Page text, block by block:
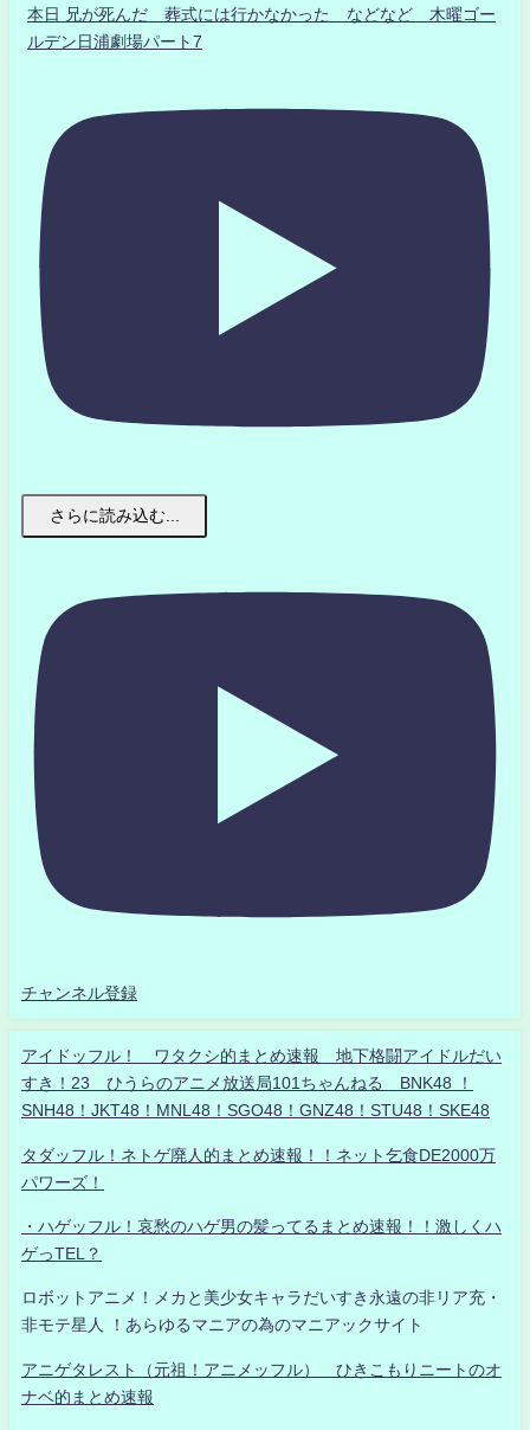
本日 兄が死んだ 葬式には行かなかった などなど 木曜ゴー
ルデン日浦劇場パート7
さらに読み込む...
チャンネル登録
アイドッフル！ ワタクシ的まとめ速報 地下格闘アイドルだい
すき！23 ひうらのアニメ放送局101ちゃんねる BNK48 ！
SNH48！JKT48！MNL48！SGO48！GNZ48！STU48！SKE48
タダッフル！ネトゲ廃人的まとめ速報！！ネット乞食DE2000万
パワーズ！
・ハゲッフル！哀愁のハゲ男の髪ってるまとめ速報！！激しくハ
ゲっTEL？
ロボットアニメ！メカと美少女キャラだいすき永遠の非リア充・
非モテ星人 ！あらゆるマニアの為のマニアックサイト
アニゲタレスト（元祖！アニメッフル） ひきこもりニートのオ
ナベ的まとめ速報